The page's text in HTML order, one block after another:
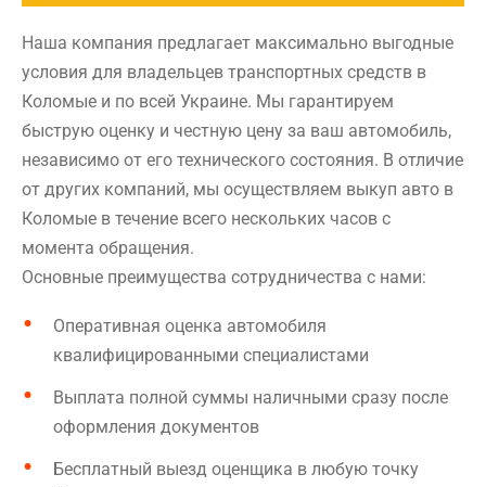
Наша компания предлагает максимально выгодные
условия для владельцев транспортных средств в
Коломые и по всей Украине. Мы гарантируем
быструю оценку и честную цену за ваш автомобиль,
независимо от его технического состояния. В отличие
от других компаний, мы осуществляем выкуп авто в
Коломые в течение всего нескольких часов с
момента обращения.
Основные преимущества сотрудничества с нами:
Оперативная оценка автомобиля
квалифицированными специалистами
Выплата полной суммы наличными сразу после
оформления документов
Бесплатный выезд оценщика в любую точку